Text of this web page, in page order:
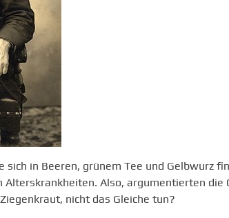
sich in Beeren, grünem Tee und Gelbwurz
Also, argumentierten die
nicht das Gleiche tun?